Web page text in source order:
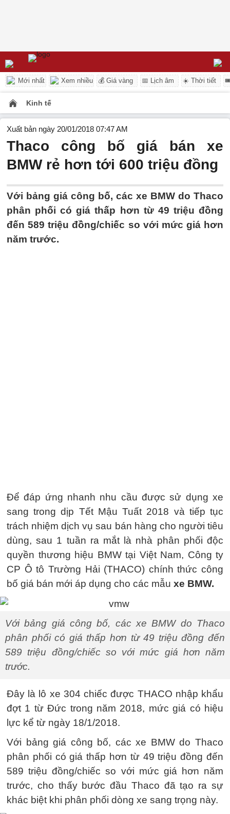
Mới nhất Xem nhiều 💰 Giá vàng 📅 Lịch âm ☀️ Thời tiết
Kinh tế
Xuất bản ngày 20/01/2018 07:47 AM
Thaco công bố giá bán xe
BMW rẻ hơn tới 600 triệu đồng
Với bảng giá công bố, các xe BMW do Thaco
phân phối có giá thấp hơn từ 49 triệu đồng
đến 589 triệu đồng/chiếc so với mức giá hơn
năm trước.
Để đáp ứng nhanh nhu cầu được sử dụng xe
sang trong dịp Tết Mậu Tuất 2018 và tiếp tục
trách nhiệm dịch vụ sau bán hàng cho người tiêu
dùng, sau 1 tuần ra mắt là nhà phân phối độc
quyền thương hiệu BMW tại Việt Nam, Công ty
CP Ô tô Trường Hải (THACO) chính thức công
bố giá bán mới áp dụng cho các mẫu xe BMW.
Với bảng giá công bố, các xe BMW do Thaco
phân phối có giá thấp hơn từ 49 triệu đồng đến
589 triệu đồng/chiếc so với mức giá hơn năm
trước.
Đây là lô xe 304 chiếc được THACO nhập khẩu
đợt 1 từ Đức trong năm 2018, mức giá có hiệu
lực kể từ ngày 18/1/2018.
Với bảng giá công bố, các xe BMW do Thaco
phân phối có giá thấp hơn từ 49 triệu đồng đến
589 triệu đồng/chiếc so với mức giá hơn năm
trước, cho thấy bước đầu Thaco đã tạo ra sự
khác biệt khi phân phối dòng xe sang trọng này.